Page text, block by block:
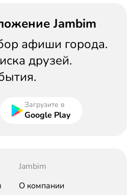
Jambim
афиши города.
друзей.
Загрузите в
Google Play
Jambim
О компании